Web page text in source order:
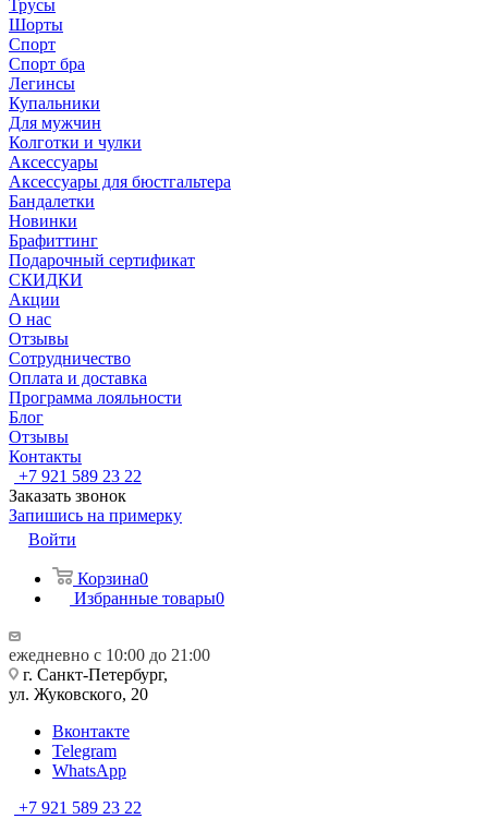
Трусы
Шорты
Спорт
Спорт бра
Легинсы
Купальники
Для мужчин
Колготки и чулки
Аксессуары
Аксессуары для бюстгальтера
Бандалетки
Новинки
Брафиттинг
Подарочный сертификат
СКИДКИ
Акции
О нас
Отзывы
Сотрудничество
Оплата и доставка
Программа лояльности
Блог
Отзывы
Контакты
+7 921 589 23 22
Заказать звонок
Запишись на примерку
Войти
Корзина0
Избранные товары0
ежедневно с 10:00 до 21:00
г. Санкт-Петербург,
ул. Жуковского, 20
Вконтакте
Telegram
WhatsApp
+7 921 589 23 22